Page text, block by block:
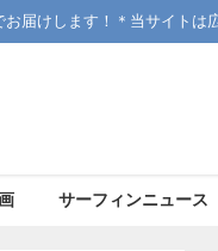
届けします！＊当サイトは
サーフィンニュース